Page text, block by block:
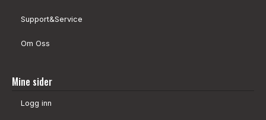
Support&Service
Om Oss
Mine sider
Logg inn